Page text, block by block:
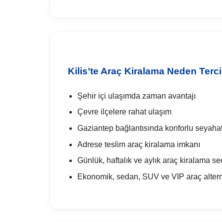
Kilis’te Araç Kiralama Neden
Şehir içi ulaşımda zaman avantajı
Çevre ilçelere rahat ulaşım
Gaziantep bağlantısında konforlu
Adrese teslim araç kiralama imkanı
Günlük, haftalık ve aylık araç kiralama
Ekonomik, sedan, SUV ve VIP araç